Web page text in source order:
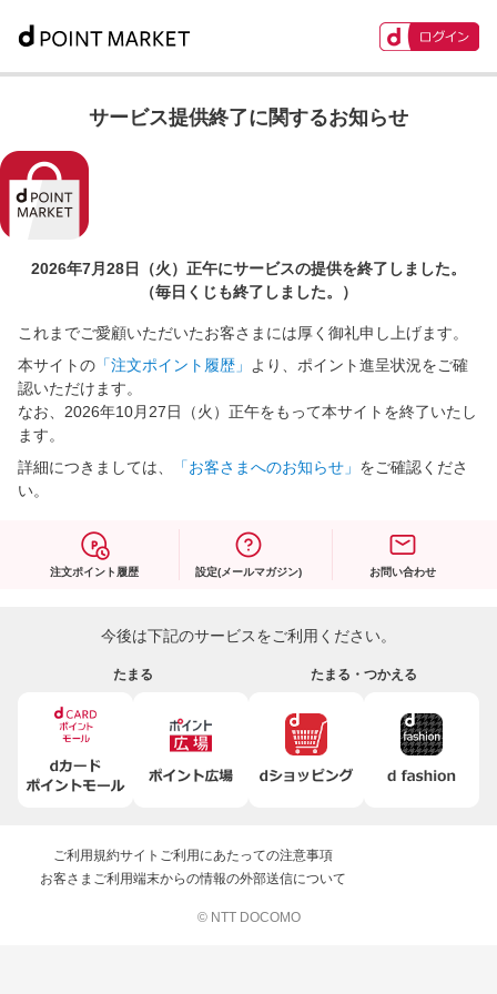
サービス提供終了に関するお知らせ
2026年7月28日（火）正午にサービスの提供を終了しました。
（毎日くじも終了しました。）
これまでご愛顧いただいたお客さまには厚く御礼申し上げます。
本サイトの 「注文ポイント履歴」
より、ポイント進呈状況をご確
認いただけます。
なお、2026年10月27日（火）正午をもって本サイトを終了いたし
ます。
詳細につきましては、
「お客さまへのお知らせ」 をご確認くださ
い。
注文ポイント履歴 設定(メールマガジン) お問い合わせ
今後は下記のサービスをご利用ください。
たまる たまる・つかえる
ご利用規約サイトご利用にあたっての注意事項
お客さまご利用端末からの情報の外部送信について
© NTT DOCOMO